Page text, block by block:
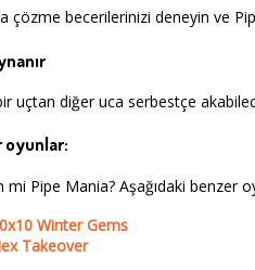
çözme becerilerinizi deneyin ve
bir uçtan diğer uca serbestçe
oyunlar:
mi Pipe Mania? Aşağıdaki benzer
Winter Gems
Takeover